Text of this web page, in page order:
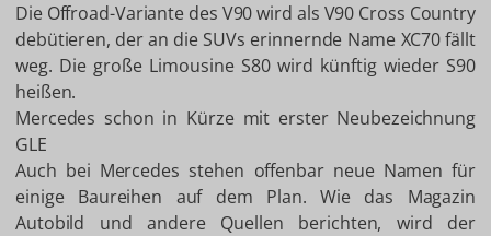
Die Offroad-Variante des V90 wird als V90 Cross Country
debütieren, der an die SUVs erinnernde Name XC70 fällt
weg. Die große Limousine S80 wird künftig wieder S90
heißen.
Mercedes schon in Kürze mit erster Neubezeichnung
GLE
Auch bei Mercedes stehen offenbar neue Namen für
einige Baureihen auf dem Plan. Wie das Magazin
Autobild und andere Quellen berichten, wird der